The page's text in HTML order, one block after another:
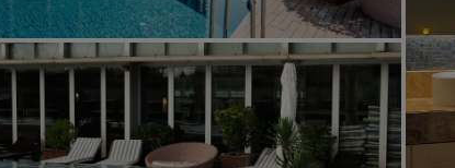
פגישות ואירועים
גלו את Radisson Meetings
הזמינו מקום
בקשת הצעת